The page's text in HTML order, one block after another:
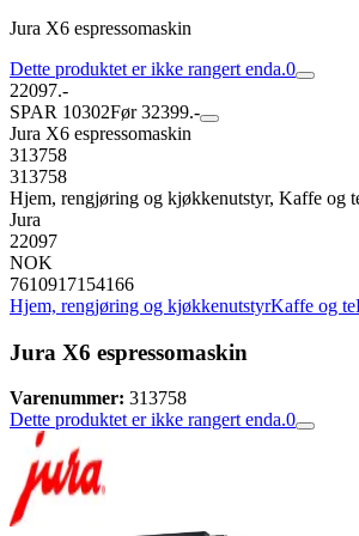
Jura X6 espressomaskin
Dette produktet er ikke rangert enda.0
22097.-
SPAR 10302Før 32399.-
Jura X6 espressomaskin
313758
313758
Hjem, rengjøring og kjøkkenutstyr, Kaffe og
Jura
22097
NOK
7610917154166
Hjem, rengjøring og kjøkkenutstyrKaffe og te
Jura X6 espressomaskin
Varenummer: 313758
Dette produktet er ikke rangert enda.0